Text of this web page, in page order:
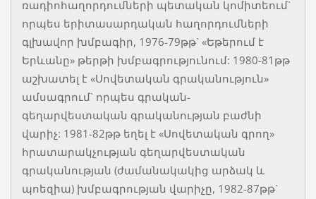
ռադիոհաղորդումների պետական կոմիտեում`
որպես երիտասարդական հաղորդումների
գլխավոր խմբագիր, 1976-79թթ` «Եթերում է
Երևանը» թերթի խմբագրությունում: 1980-81թթ
աշխատել է «Սովետական գրականություն»
ամսագրում` որպես գրական-
գեղարվեստական գրականության բաժնի
վարիչ: 1981-82թթ եղել է «Սովետական գրող»
հրատարակչության գեղարվեստական
գրականության (ժամանակակից արձակ և
պոեզիա) խմբագրության վարիչը, 1982-87թթ`